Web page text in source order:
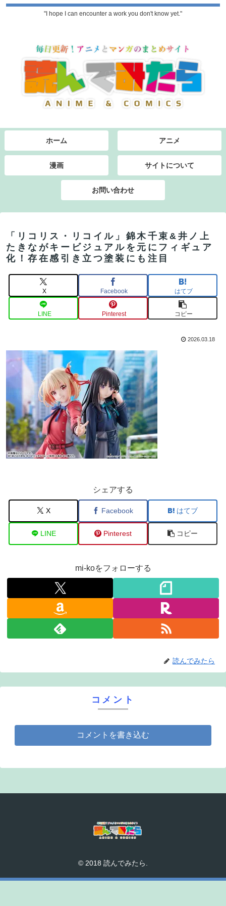
"I hope I can encounter a work you don't know yet."
ホーム アニメ
漫画 サイトについて
お問い合わせ
「リコリス・リコイル」錦木千束&井ノ上
たきながキービジュアルを元にフィギュア
化！存在感引き立つ塗装にも注目
X Facebook はてブ
LINE Pinterest コピー
2026.03.18
シェアする
X Facebook はてブ
LINE Pinterest コピー
mi-koをフォローする
読んでみたら
コメント
コメントを書き込む
© 2018 読んでみたら.